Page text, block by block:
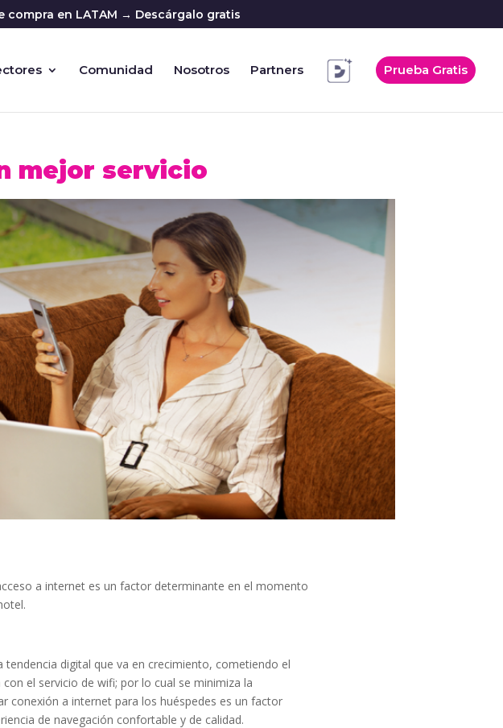
compra en LATAM → Descárgalo gratis
Comunidad Nosotros Partners Prueba Gratis
mejor servicio
a internet es un factor determinante en el momento
digital que va en crecimiento, cometiendo el
el servicio de wifi; por lo cual se minimiza la
conexión a internet para los huéspedes es un factor
de navegación confortable y de calidad.